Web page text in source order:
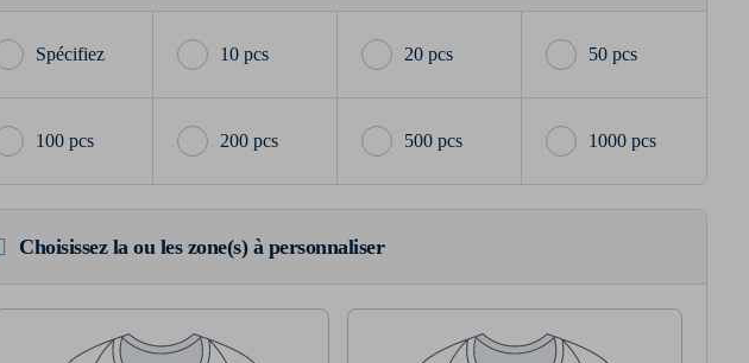
10 pcs 20 pcs 50 pcs
100 pcs 200 pcs 500 pcs 1000 pcs
Choisissez la ou les zone(s) à personnaliser